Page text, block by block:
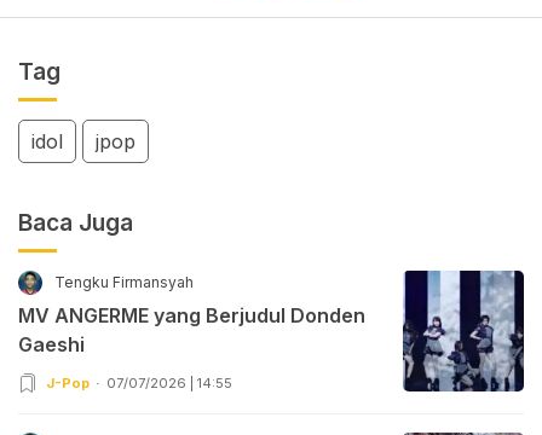
Tag
idol jpop
Baca Juga
Tengku Firmansyah
MV ANGERME yang Berjudul Donden
Gaeshi
J-Pop 07/07/2026 | 14:55